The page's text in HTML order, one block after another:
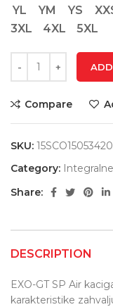
YL
YM YS
3XL
4XL 5XL
Compare
SKU:
Category:
Share:
DESCRIPTION
EXO-GT SP Air
karakteristike